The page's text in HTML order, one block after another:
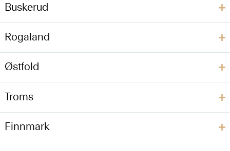
Buskerud
Rogaland
Østfold
Troms
Finnmark